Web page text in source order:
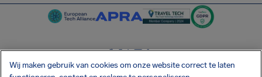
SocialFacebook
SocialTwitter
SocialInstagram
SocialLinkedin
Wij maken gebruik van cookies om onze website correct te laten